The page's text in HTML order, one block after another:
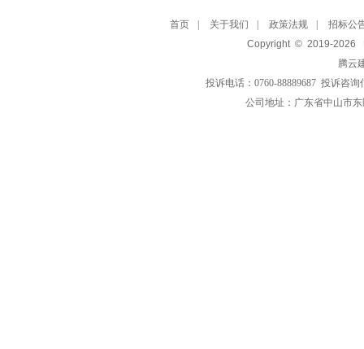
首页 关于我们 政策法规
招标公
Copyright © 2019-2026
腾云
投诉电话：0760-88889687 投诉咨
公司地址：广东省中山市